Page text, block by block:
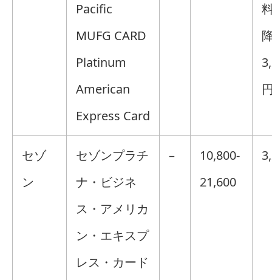
Pacific
MUFG CARD
Platinum
American
Express Card
セゾ
ン
セゾンプラチ
ナ・ビジネ
ス・アメリカ
ン・エキスプ
レス・カード
–
10,800-
21,600